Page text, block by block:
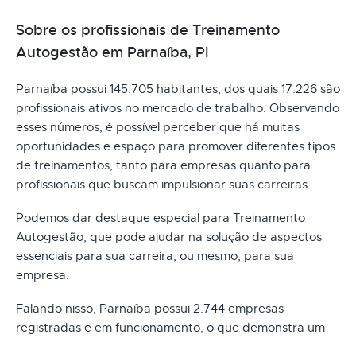
Sobre os profissionais de Treinamento
Autogestão em Parnaíba, PI
Parnaíba possui 145.705 habitantes, dos quais 17.226 são
profissionais ativos no mercado de trabalho. Observando
esses números, é possível perceber que há muitas
oportunidades e espaço para promover diferentes tipos
de treinamentos, tanto para empresas quanto para
profissionais que buscam impulsionar suas carreiras.
Podemos dar destaque especial para Treinamento
Autogestão, que pode ajudar na solução de aspectos
essenciais para sua carreira, ou mesmo, para sua
empresa.
Falando nisso, Parnaíba possui 2.744 empresas
registradas e em funcionamento, o que demonstra um